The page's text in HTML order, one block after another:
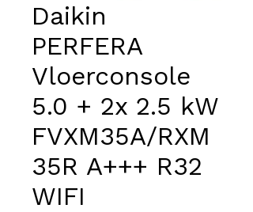
Daikin
PERFERA
Vloerconsole
5.0 + 2x 2.5 kW
FVXM35A/RXM
35R A+++ R32
WIFI